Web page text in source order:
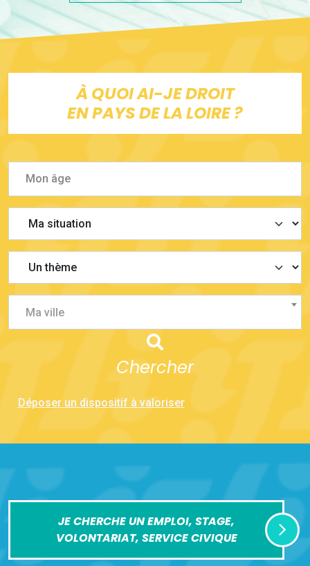
À QUOI AI-JE DROIT
EN PAYS DE LA LOIRE ?
Ma ville
Chercher
Déposer un dispositif à valoriser
JE CHERCHE UN EMPLOI, STAGE,
VOLONTARIAT, SERVICE CIVIQUE